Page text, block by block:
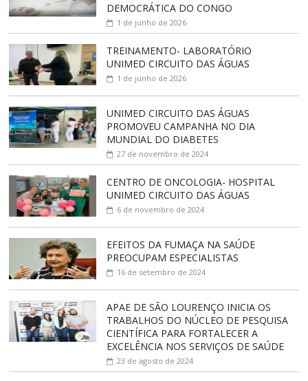
DEMOCRÁTICA DO CONGO
1 de junho de 2026
TREINAMENTO- LABORATÓRIO
UNIMED CIRCUITO DAS ÁGUAS
1 de junho de 2026
UNIMED CIRCUITO DAS ÁGUAS
PROMOVEU CAMPANHA NO DIA
MUNDIAL DO DIABETES
27 de novembro de 2024
CENTRO DE ONCOLOGIA- HOSPITAL
UNIMED CIRCUITO DAS ÁGUAS
6 de novembro de 2024
EFEITOS DA FUMAÇA NA SAÚDE
PREOCUPAM ESPECIALISTAS
16 de setembro de 2024
APAE DE SÃO LOURENÇO INICIA OS
TRABALHOS DO NÚCLEO DE PESQUISA
CIENTÍFICA PARA FORTALECER A
EXCELÊNCIA NOS SERVIÇOS DE SAÚDE
23 de agosto de 2024